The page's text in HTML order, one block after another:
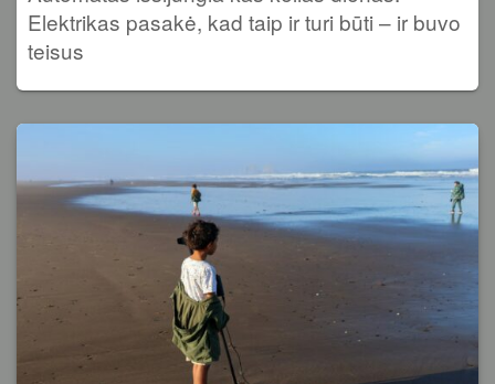
Elektrikas pasakė, kad taip ir turi būti – ir buvo
teisus